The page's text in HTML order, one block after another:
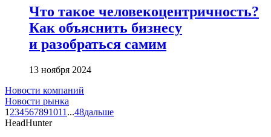
Что такое человеко­центричность?
Как объяснить бизнесу
и разобраться самим
13 ноября 2024
Новости компаний
Новости рынка
1 234567891011 ...48дальше
HeadHunter